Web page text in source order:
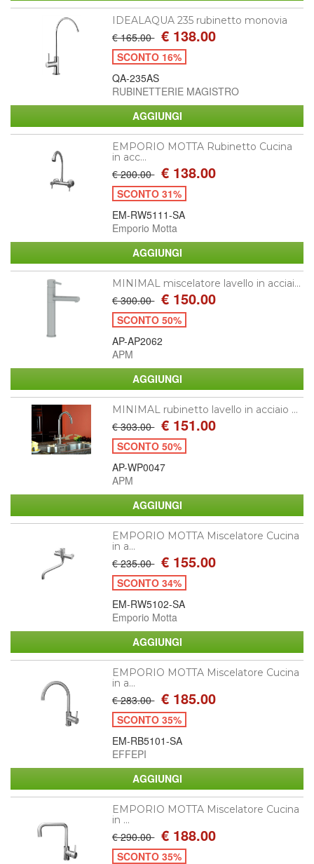
IDEALAQUA 235 rubinetto monovia
€ 165.00 € 138.00
SCONTO 16%
QA-235AS
RUBINETTERIE MAGISTRO
EMPORIO MOTTA Rubinetto Cucina
in acc...
€ 200.00 € 138.00
SCONTO 31%
EM-RW5111-SA
Emporio Motta
MINIMAL miscelatore lavello in acciai...
€ 300.00 € 150.00
SCONTO 50%
AP-AP2062
APM
MINIMAL rubinetto lavello in acciaio ...
€ 303.00 € 151.00
SCONTO 50%
AP-WP0047
APM
EMPORIO MOTTA Miscelatore Cucina
in a...
€ 235.00 € 155.00
SCONTO 34%
EM-RW5102-SA
Emporio Motta
EMPORIO MOTTA Miscelatore Cucina
in a...
€ 283.00 € 185.00
SCONTO 35%
EM-RB5101-SA
EFFEPI
EMPORIO MOTTA Miscelatore Cucina
in ...
€ 290.00 € 188.00
SCONTO 35%